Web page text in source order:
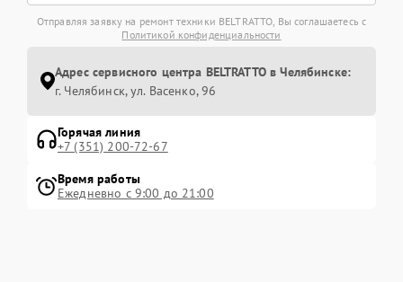
Отправляя заявку на ремонт техники BELTRATTO, Вы соглашаетесь с
Политикой конфиденциальности
Адрес сервисного центра BELTRATTO в Челябинске:
г. Челябинск, ул. Васенко, 96
Горячая линия
+7 (351) 200-72-67
Время работы
Ежедневно с 9:00 до 21:00